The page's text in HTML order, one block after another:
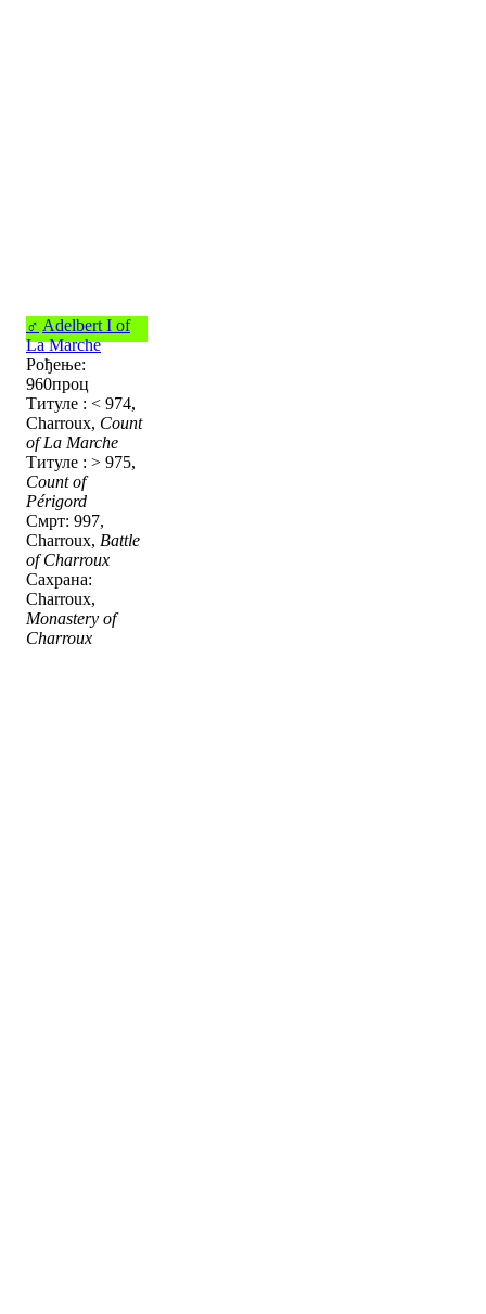
♂ Adelbert I of
La Marche
Рођење:
960проц
Титуле : < 974,
Charroux, Count
of La Marche
Титуле : > 975,
Count of
Périgord
Смрт: 997,
Charroux, Battle
of Charroux
Сахрана:
Charroux,
Monastery of
Charroux